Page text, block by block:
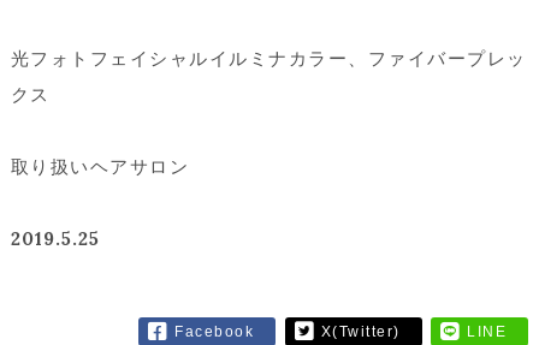
光フォトフェイシャルイルミナカラー、ファイバープレッ
クス
取り扱いヘアサロン
2019.5.25
Facebook X(Twitter) LINE